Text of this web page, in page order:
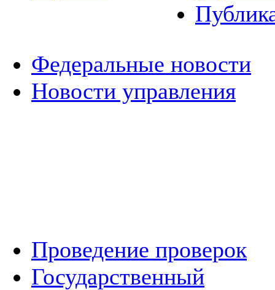
Федеральные новости
Новости управления
Проведение проверок
Государственный